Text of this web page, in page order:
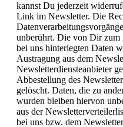
kannst Du jederzeit
Link im Newsletter. Die
unberührt. Die von Dir zum
bei uns hinterlegten Daten
Austragung aus dem
Newsletterdiensteanbieter
Abbestellung des
gelöscht. Daten, die zu
wurden bleiben hiervon
aus der
bei uns bzw. dem